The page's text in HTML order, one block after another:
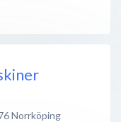
Norrköping